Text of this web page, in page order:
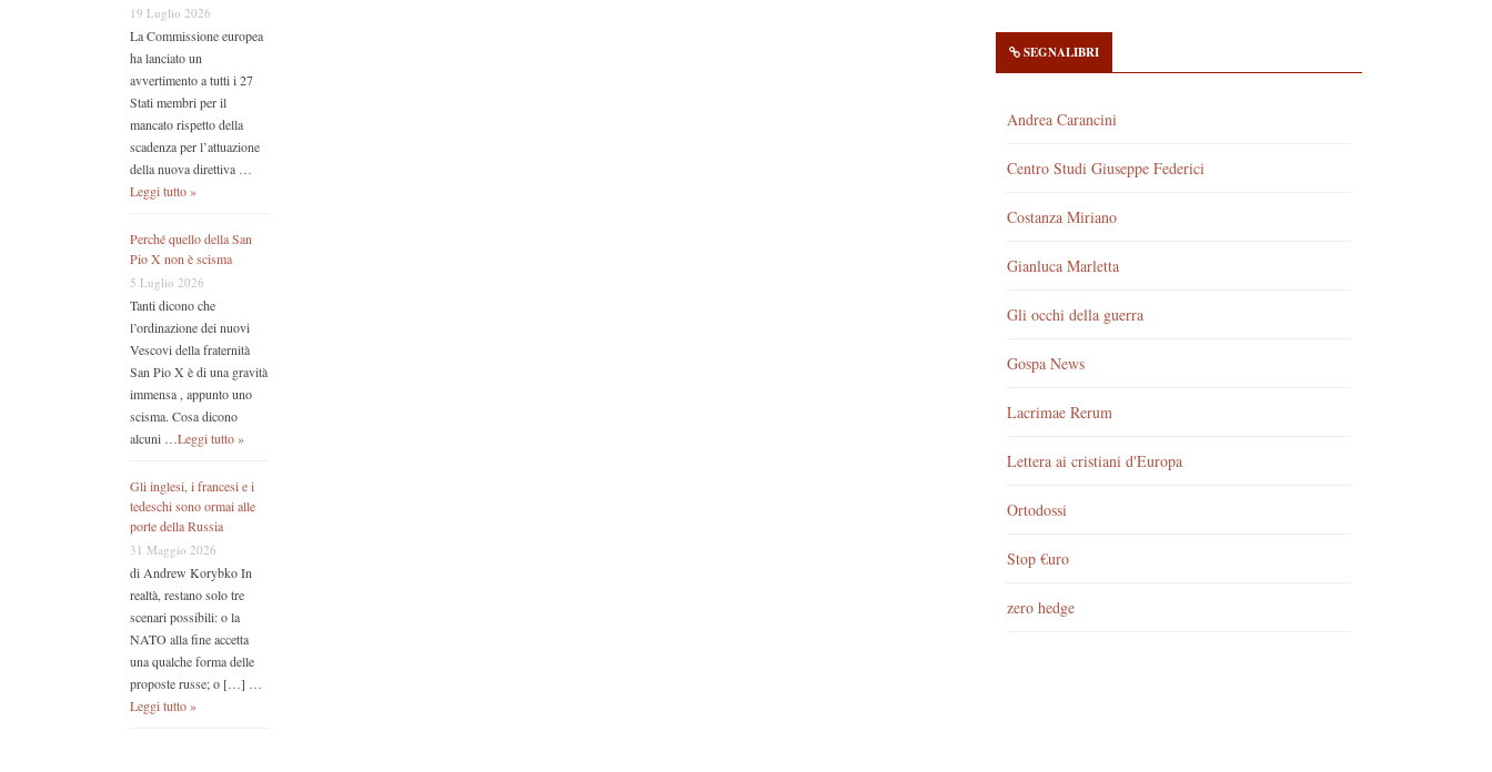
19 Luglio 2026
La Commissione europea
ha lanciato un
avvertimento a tutti i 27
Stati membri per il
mancato rispetto della
scadenza per l’attuazione
della nuova direttiva …
Leggi tutto »
Perché quello della San
Pio X non è scisma
5 Luglio 2026
Tanti dicono che
l’ordinazione dei nuovi
Vescovi della fraternità
San Pio X è di una gravità
immensa , appunto uno
scisma. Cosa dicono
alcuni …Leggi tutto »
Gli inglesi, i francesi e i
tedeschi sono ormai alle
porte della Russia
31 Maggio 2026
di Andrew Korybko In
realtà, restano solo tre
scenari possibili: o la
NATO alla fine accetta
una qualche forma delle
proposte russe; o […] …
Leggi tutto »
SEGNALIBRI
Andrea Carancini
Centro Studi Giuseppe Federici
Costanza Miriano
Gianluca Marletta
Gli occhi della guerra
Gospa News
Lacrimae Rerum
Lettera ai cristiani d'Europa
Ortodossi
Stop €uro
zero hedge